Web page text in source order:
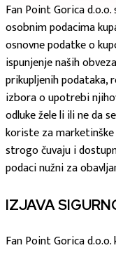
Fan Point Gorica
osobnim podacima
osnovne podatke o
ispunjenje naših
prikupljenih podataka,
izbora o upotrebi
odluke žele li ili ne da
koriste za marketinške
strogo čuvaju i
podaci nužni za
IZJAVA
Fan Point Gorica